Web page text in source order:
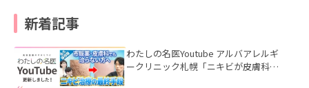
新着記事
わたしの名医Youtube アルバアレルギ
ークリニック札幌「ニキビが皮膚科で